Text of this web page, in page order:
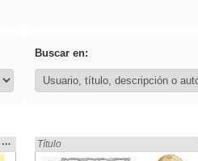
Buscar en:
Mostrar
la
… Encontrado «islamismo» en:
Título